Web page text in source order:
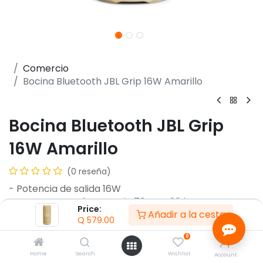
Price:
Q 579.00 Añadir a la cesta
Home Search
0
Wishlist Account
Comercio
Bocina Bluetooth JBL Grip 16W Amarillo
Bocina Bluetooth JBL Grip
16W Amarillo
(0 reseña)
- Potencia de salida 16W
- Respuesta en frecuencia 70 Hz a 20 kHz
- Relación señal-ruido >80 dB
- Bluetooth 5.4
- Perfiles Bluetooth compatibles A2DP 1.4, AVRCP 1.6
- Potencia del transmisor 12 dBm